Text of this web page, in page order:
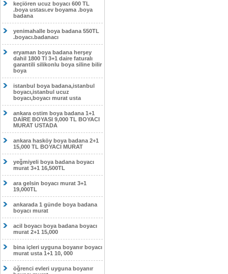
keçiören ucuz boyacı 600 TL
.boya ustası.ev boyama .boya
badana
yenimahalle boya badana 550TL
.boyacı.badanacı
eryaman boya badana herşey
dahil 1800 Tl 3+1 daire faturalı
garantili silikonlu boya siline bilir
boya
istanbul boya badana,istanbul
boyacı,istanbul ucuz
boyacı,boyacı murat usta
ankara ostim boya badana 1+1
DAİRE BOYASI 9,000 TL BOYACI
MURAT USTADA
ankara hasköy boya badana 2+1
15,000 TL BOYACI MURAT
yeğmiyeli boya badana boyacı
murat 3+1 16,500TL
ara gelsin boyacı murat 3+1
19,000TL
ankarada 1 günde boya badana
boyacı murat
acil boyacı boya badana boyacı
murat 2+1 15,000
bina içleri uyguna boyanır boyacı
murat usta 1+1 10, 000
öğrenci evleri uyguna boyanır